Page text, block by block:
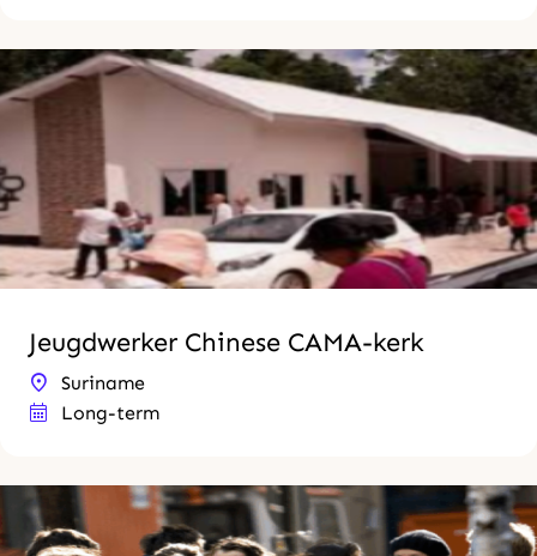
Jeugdwerker Chinese CAMA-kerk
Suriname
Long-term